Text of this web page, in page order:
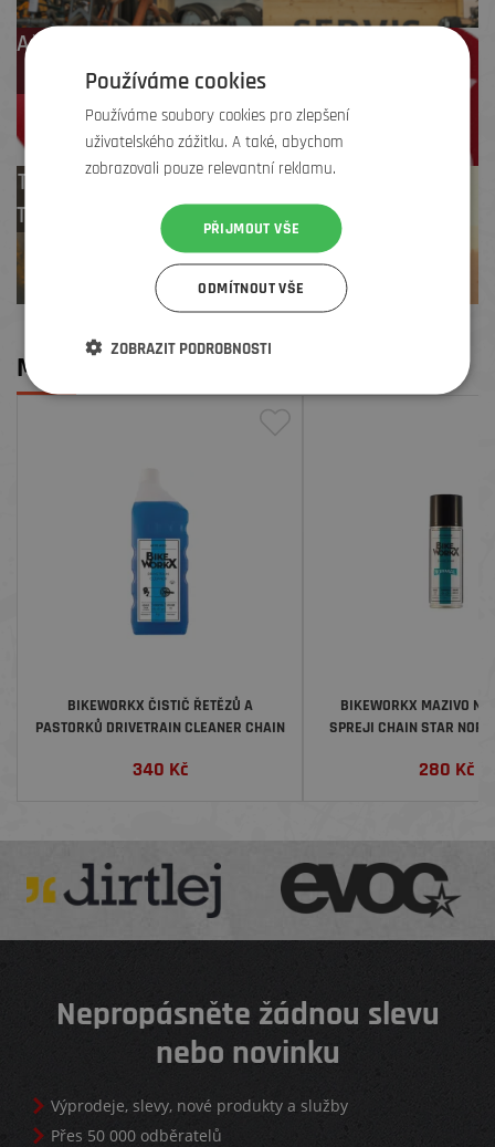
Až 4 % cashback
na další nákup
Test centrum
TREK zdarma
MOHLO BY SE VÁM LÍBIT
BIKEWORKX ČISTIČ ŘETĚZŮ A
PASTORKŮ DRIVETRAIN CLEANER CHAIN
340 Kč
BIKEWORKX MAZIVO NA
SPREJI CHAIN STAR
280 Kč
Nepropásněte žádnou slevu
nebo novinku
Výprodeje, slevy, nové produkty a služby
Přes 50 000 odběratelů
Používáme cookies
Používáme soubory cookies pro zlepšení
uživatelského zážitku. A také, abychom
zobrazovali pouze relevantní reklamu.
PŘIJMOUT VŠE
ODMÍTNOUT VŠE
ZOBRAZIT PODROBNOSTI